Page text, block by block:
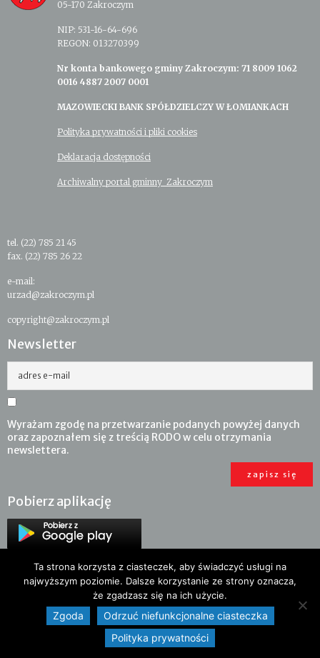
05-170 Zakroczym
NIP: 531-16-64-696
REGON: 013270399
Nr konta bankowego gminy Zakroczym: 71 8009 1062
0016 4887 2007 0001
MAZOWIECKI BANK SPÓŁDZIELCZY W ŁOMIANKACH
Polityka prywatności i pliki cookies
Deklaracja dostępności
Archiwalny portal gminny Zakroczym
tel. (22) 785 21 45
fax. (22) 785 26 22
e-mail:
urzad@zakroczym.pl
copyright@zakroczym.pl
Newsletter
adres e-mail
Wyrażam zgodę na przetwarzanie podanych powyżej danych
oraz zapoznałem się z treścią RODO w celu otrzymania
newslettera.
Pobierz aplikację
Ta strona korzysta z ciasteczek, aby świadczyć usługi na
najwyższym poziomie. Dalsze korzystanie ze strony oznacza,
że zgadzasz się na ich użycie.
Zgoda
Odrzuć niefunkcjonalne ciasteczka
Polityka prywatności